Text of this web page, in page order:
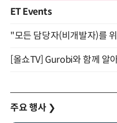
ET Events
주요 행사 ❯